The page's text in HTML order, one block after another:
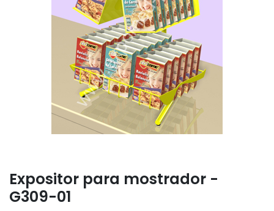
Expositor para mostrador -
G309-01